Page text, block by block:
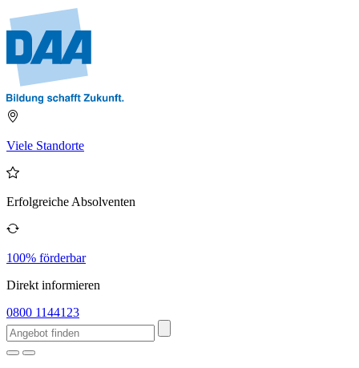
Viele Standorte
Erfolgreiche Absolventen
100% förderbar
Direkt informieren
0800 1144123